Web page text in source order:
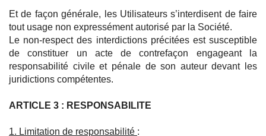
Et de façon générale, les Utilisateurs s’interdisent de faire
tout usage non expressément autorisé par la Société.
Le non-respect des interdictions précitées est susceptible
de constituer un acte de contrefaçon engageant la
responsabilité civile et pénale de son auteur devant les
juridictions compétentes.
ARTICLE 3 : RESPONSABILITE
1. Limitation de responsabilité :